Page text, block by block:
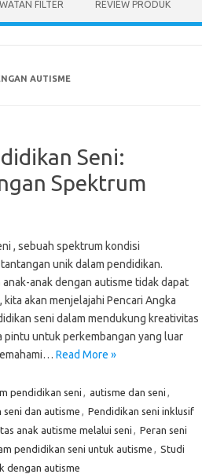
FILTER REVIEW PRODUK
AUTISME
Seni:
Spektrum
, sebuah spektrum kondisi
unik dalam pendidikan.
anak dengan autisme tidak dapat
akan menjelajahi Pencari Angka
seni dalam mendukung kreativitas
pintu untuk perkembangan yang luar
Read More »
pendidikan seni , autisme dan seni ,
dan autisme , Pendidikan seni inklusif
anak autisme melalui seni , Peran seni
pendidikan seni untuk autisme , Studi
dengan autisme